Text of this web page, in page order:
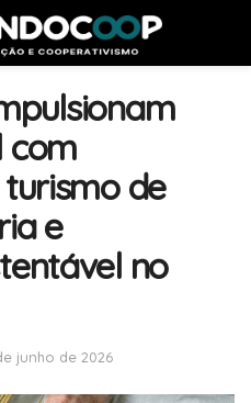
com
de
e
no
junho de 2026